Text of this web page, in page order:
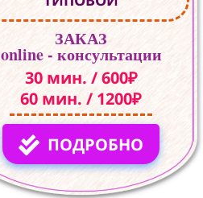
ЗАКАЗ
online - консультации
30 мин. / 600₽
60 мин. / 1200₽
ПОДРОБНО